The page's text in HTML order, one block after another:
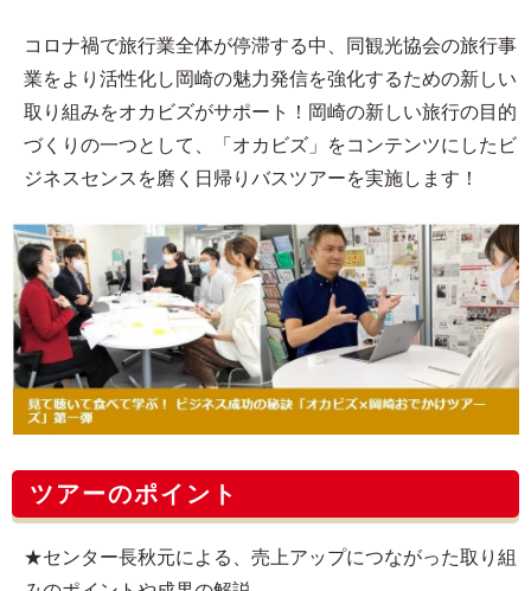
コロナ禍で旅行業全体が停滞する中、同観光協会の旅行事
業をより活性化し岡崎の魅力発信を強化するための新しい
取り組みをオカビズがサポート！岡崎の新しい旅行の目的
づくりの一つとして、「オカビズ」をコンテンツにしたビ
ジネスセンスを磨く日帰りバスツアーを実施します！
ツアーのポイント
★センター長秋元による、売上アップにつながった取り組